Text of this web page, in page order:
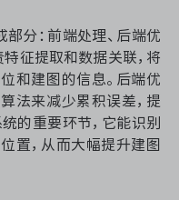
分：前端处理、后端优
征提取和数据关联，将
和建图的信息。后端优
法来减少累积误差，提
的重要环节，它能识别
置，从而大幅提升建图